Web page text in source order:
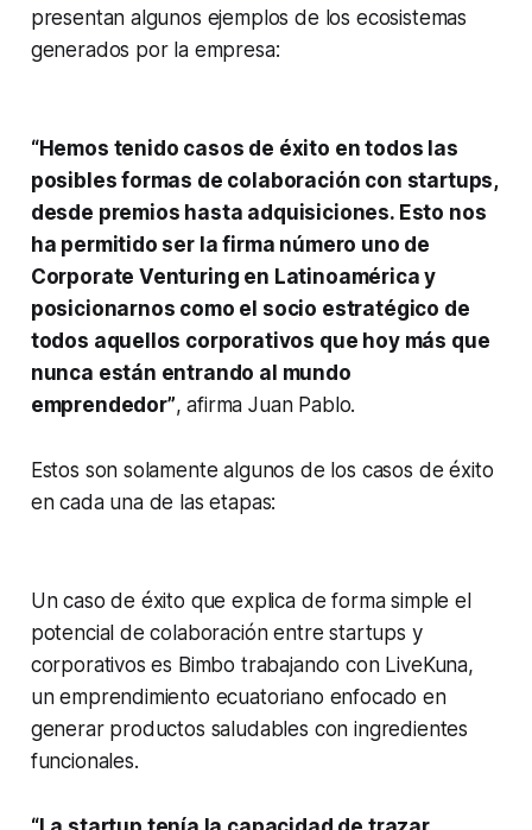
presentan algunos ejemplos de los ecosistemas
generados por la empresa:
“Hemos tenido casos de éxito en todos las
posibles formas de colaboración con startups,
desde premios hasta adquisiciones. Esto nos
ha permitido ser la firma número uno de
Corporate Venturing en Latinoamérica y
posicionarnos como el socio estratégico de
todos aquellos corporativos que hoy más que
nunca están entrando al mundo
emprendedor”, afirma Juan Pablo.
Estos son solamente algunos de los casos de éxito
en cada una de las etapas:
Un caso de éxito que explica de forma simple el
potencial de colaboración entrestartups y
corporativos es Bimbo trabajando con LiveKuna,
un emprendimiento ecuatoriano enfocado en
generar productos saludables con ingredientes
funcionales.